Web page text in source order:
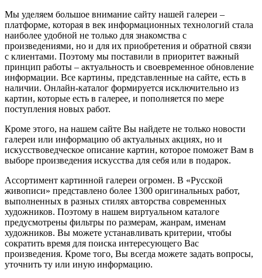
Мы уделяем большое внимание сайту нашей галереи –
платформе, которая в век информационных технологий стала
наиболее удобной не только для знакомства с
произведениями, но и для их приобретения и обратной связи
с клиентами. Поэтому мы поставили в приоритет важный
принцип работы – актуальность и своевременное обновление
информации. Все картины, представленные на сайте, есть в
наличии. Онлайн-каталог формируется исключительно из
картин, которые есть в галерее, и пополняется по мере
поступления новых работ.
Кроме этого, на нашем сайте Вы найдете не только новости
галереи или информацию об актуальных акциях, но и
искусствоведческое описание картин, которое поможет Вам в
выборе произведения искусства для себя или в подарок.
Ассортимент картинной галереи огромен. В «Русской
живописи» представлено более 1300 оригинальных работ,
выполненных в разных стилях авторства современных
художников. Поэтому в нашем виртуальном каталоге
предусмотрены фильтры по размерам, жанрам, именам
художников. Вы можете устанавливать критерии, чтобы
сократить время для поиска интересующего Вас
произведения. Кроме того, Вы всегда можете задать вопросы,
уточнить ту или иную информацию.